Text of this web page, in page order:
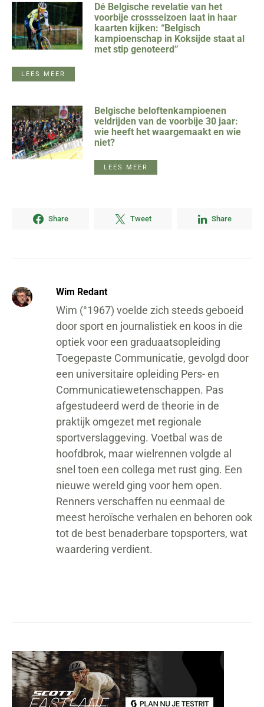
Dé Belgische revelatie van het
voorbije crossseizoen laat in haar
kaarten kijken: “Belgisch
kampioenschap in Koksijde staat al
met stip genoteerd”
LEES MEER
Belgische beloftenkampioenen
veldrijden van de voorbije 30 jaar:
wie heeft het waargemaakt en wie
niet?
LEES MEER
Share Tweet Share
Wim Redant
Wim (°1967) voelde zich steeds geboeid
door sport en journalistiek en koos in die
optiek voor een graduaatsopleiding
Toegepaste Communicatie, gevolgd door
een universitaire opleiding Pers- en
Communicatiewetenschappen. Pas
afgestudeerd werd de theorie in de
praktijk omgezet met regionale
sportverslaggeving. Voetbal was de
hoofdbrok, maar wielrennen volgde al
snel toen een collega met rust ging. Een
nieuwe wereld ging voor hem open.
Renners verschaffen nu eenmaal de
meest heroïsche verhalen en behoren ook
tot de best benaderbare topsporters, wat
waardering verdient.